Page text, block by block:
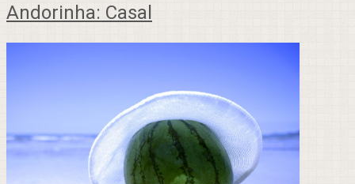
Andorinha: Casal